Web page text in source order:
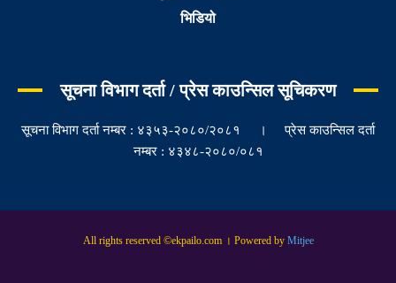
भिडियो
सूचना विभाग दर्ता / प्रेस काउन्सिल सूचिकरण
सूचना विभाग दर्ता नम्बर : ४३५३-२०८०/२०८१ । प्रेस काउन्सिल दर्ता
नम्बर : ४३४८-२०८०/०८१
All rights reserved ©ekpailo.com । Powered by Mitjee